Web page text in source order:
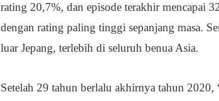
rating 20,7%, dan episode terakhir mencapai
dengan rating paling tinggi sepanjang masa.
luar Jepang, terlebih di seluruh benua Asia.
Setelah 29 tahun berlalu akhirnya tahun